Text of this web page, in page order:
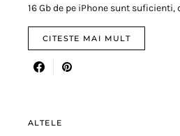
16 Gb de pe iPhone sunt suficienti,
CITESTE MAI MULT
ALTELE